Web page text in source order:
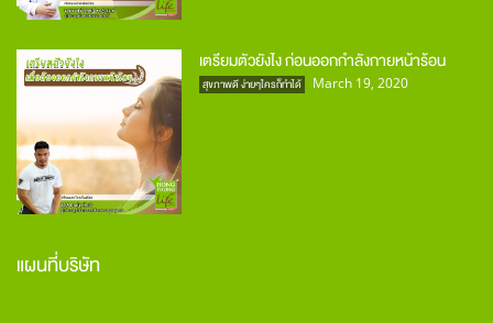
เตรียมตัวยังไง ก่อนออกกำลังกายหน้าร้อน
สุขภาพดี ง่ายๆใครก็ทำได้ March 19, 2020
แผนที่บริษัท